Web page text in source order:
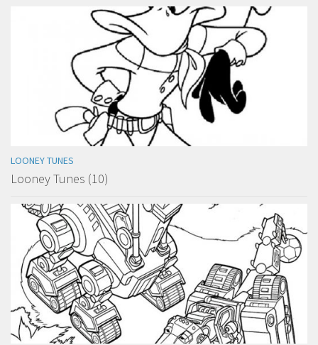
LOONEY TUNES
Looney Tunes (10)